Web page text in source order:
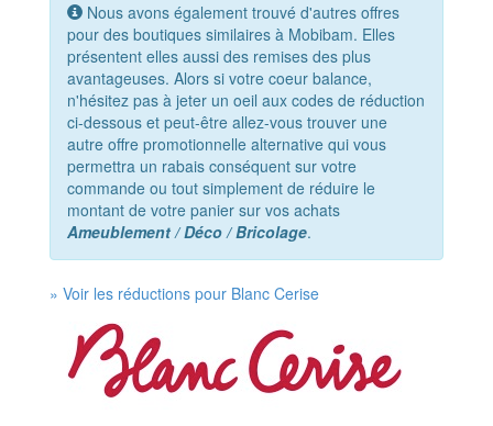
Nous avons également trouvé d'autres offres
pour des boutiques similaires à Mobibam. Elles
présentent elles aussi des remises des plus
avantageuses. Alors si votre coeur balance,
n'hésitez pas à jeter un oeil aux codes de réduction
ci-dessous et peut-être allez-vous trouver une
autre offre promotionnelle alternative qui vous
permettra un rabais conséquent sur votre
commande ou tout simplement de réduire le
montant de votre panier sur vos achats
Ameublement / Déco / Bricolage.
» Voir les réductions pour Blanc Cerise